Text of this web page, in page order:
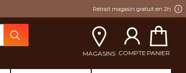
Retrait magasin gratuit en 2h
MAGASINS COMPTE PANIER